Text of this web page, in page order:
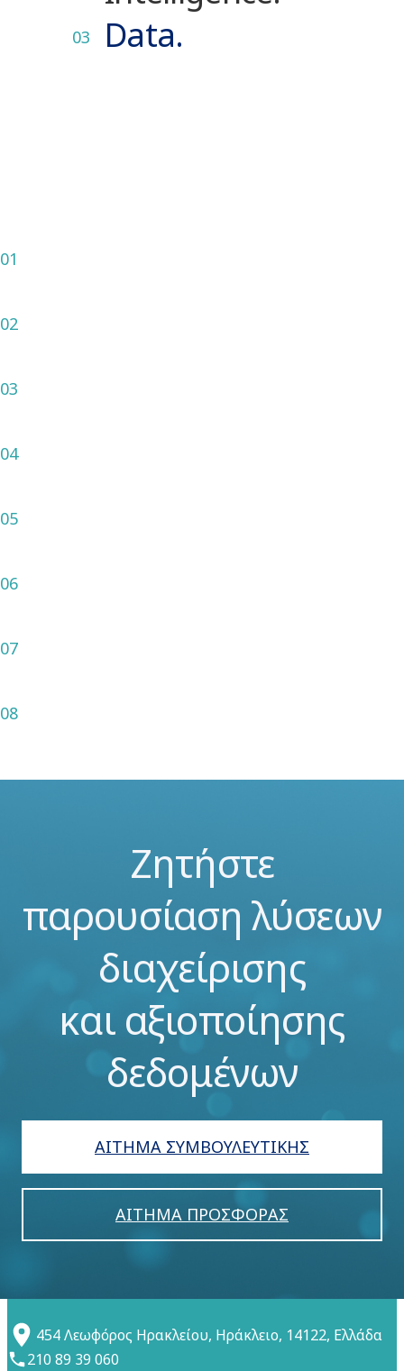
03 Data.
01
02
03
Automated Metadata Extraction (AI/OCR)
04
05
06
07
08
Ζητήστε
παρουσίαση λύσεων
διαχείρισης
και αξιοποίησης
δεδομένων
ΑΙΤΗΜΑ ΣΥΜΒΟΥΛΕΥΤΙΚΗΣ
ΑΙΤΗΜΑ ΠΡΟΣΦΟΡΑΣ
454 Λεωφόρος Ηρακλείου, Ηράκλειο, 14122, Ελλάδα
210 89 39 060